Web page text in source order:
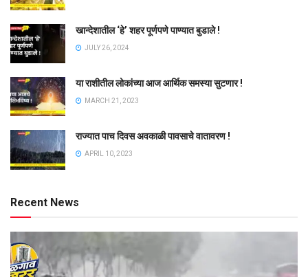
खान्देशातील ‘हे’ शहर पूर्णपणे पाण्यात बुडाले !
JULY 26, 2024
या राशीतील लोकांच्या आज आर्थिक समस्या सुटणार !
MARCH 21, 2023
राज्यात पाच दिवस अवकाळी पावसाचे वातावरण !
APRIL 10, 2023
Recent News